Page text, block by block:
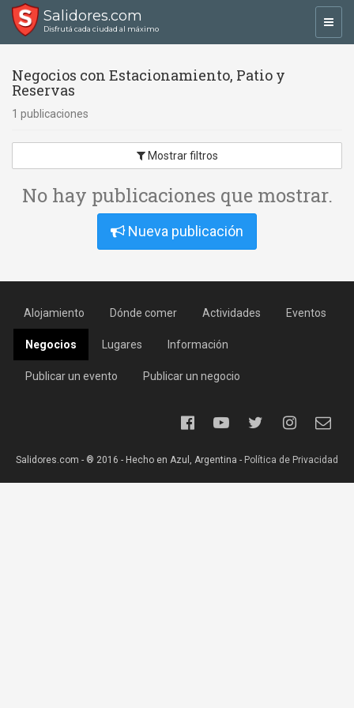
Salidores.com
Disfrutá cada ciudad al máximo
Negocios con Estacionamiento, Patio y
Reservas
1 publicaciones
Mostrar filtros
No hay publicaciones que mostrar.
Nueva publicación
Alojamiento Dónde comer Actividades Eventos
Negocios Lugares Información
Publicar un evento Publicar un negocio
Salidores.com - ® 2016 - Hecho en Azul, Argentina - Política de Privacidad